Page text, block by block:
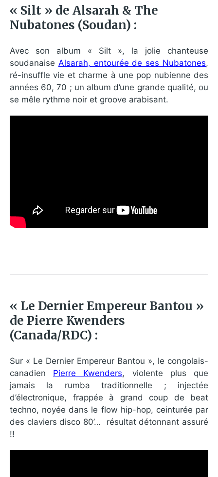
« Silt » de Alsarah & The
Nubatones (Soudan) :
Avec son album « Silt », la jolie chanteuse
soudanaise Alsarah, entourée de ses Nubatones,
ré-insuffle vie et charme à une pop nubienne des
années 60, 70 ; un album d’une grande qualité, ou
se mêle rythme noir et groove arabisant.
« Le Dernier Empereur Bantou »
de Pierre Kwenders
(Canada/RDC) :
Sur « Le Dernier Empereur Bantou », le congolais-
canadien Pierre Kwenders, violente plus que
jamais la rumba traditionnelle ; injectée
d’électronique, frappée à grand coup de beat
techno, noyée dans le flow hip-hop, ceinturée par
des claviers disco 80’… résultat détonnant assuré
!!